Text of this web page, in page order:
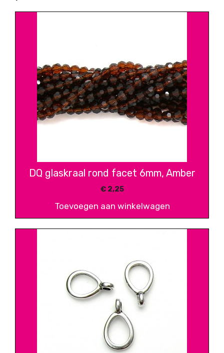
DQ glaskraal rond facet 6mm, Amber
€2,25
Toevoegen aan winkelwagen